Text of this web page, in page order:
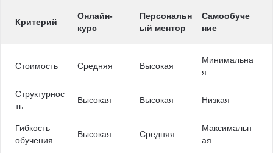
Критерий
Онлайн-
курс
Персональн
ый ментор
Самообуче
ние
Стоимость Средняя Высокая
Минимальна
я
Структурнос
ть
Высокая Высокая Низкая
Гибкость
обучения
Высокая Средняя
Максимальн
ая